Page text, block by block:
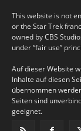
This website is not
or the Star Trek
owned by CBS
under “fair use”
Auf dieser Website
Inhalte auf diesen
übernommen
Seiten sind
geeignet.